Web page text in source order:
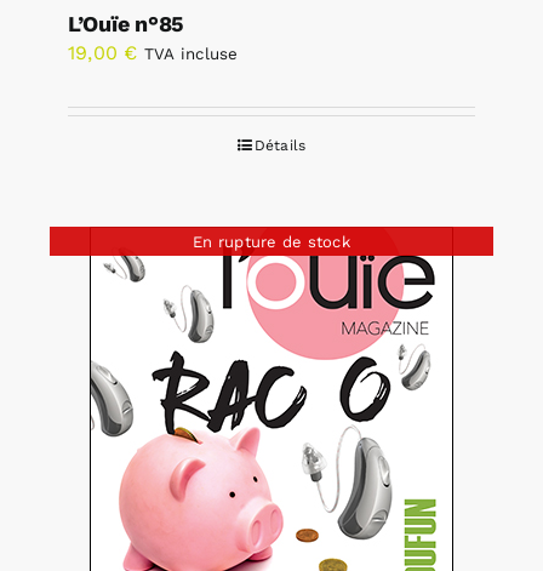
L’Ouïe n°85
19,00 € TVA incluse
Détails
En rupture de stock